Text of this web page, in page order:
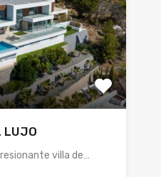
LUJO
villa de…